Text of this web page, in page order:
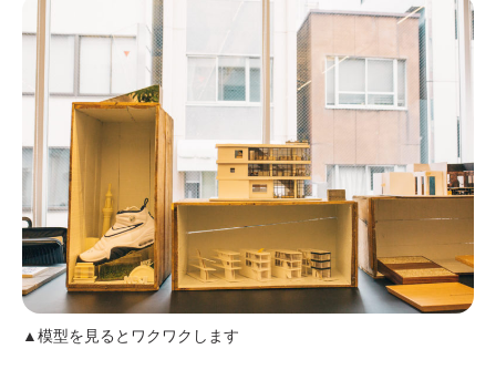
▲模型を見るとワクワクします